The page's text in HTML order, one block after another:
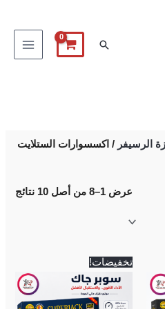
البحث
الرسيفر / اكسسوارات الستلايت
عرض 1–8 من أصل 10 نتائج
الحالي
هو:
3,200 EGP.
تخفيضات!
هو:
3,000 EGP.
هو:
2,900 EGP.